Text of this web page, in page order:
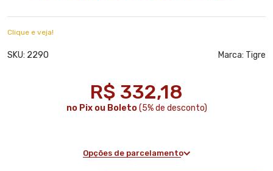
Clique e veja!
SKU: 2290 Marca: Tigre
R$ 332,18
no Pix ou Boleto(5% de desconto)
Opções de parcelamento